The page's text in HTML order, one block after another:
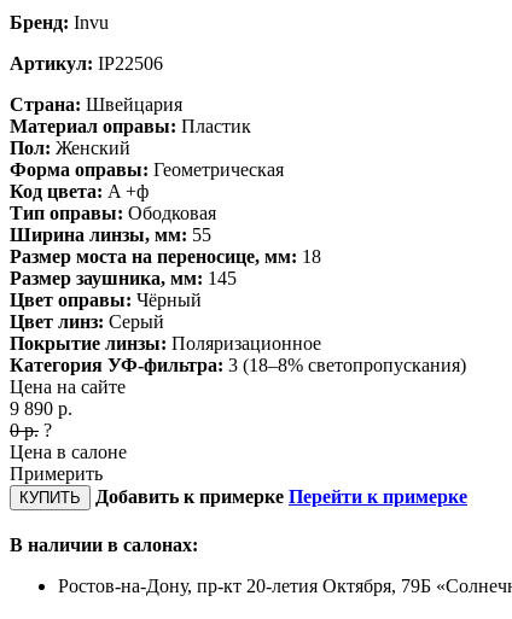
Бренд: Invu
Артикул: IP22506
Страна: Швейцария
Материал оправы: Пластик
Пол: Женский
Форма оправы: Геометрическая
Код цвета: A +ф
Тип оправы: Ободковая
Ширина линзы, мм: 55
Размер моста на переносице, мм: 18
Размер заушника, мм: 145
Цвет оправы: Чёрный
Цвет линз: Серый
Покрытие линзы: Поляризационное
Категория УФ-фильтра: 3 (18–8% светопропускания)
Цена на сайте
9 890 р.
0р. ?
Цена в салоне
Примерить
КУПИТЬ Добавить к примерке Перейти к примерке
В наличии в салонах:
Ростов-на-Дону, пр-кт 20-летия Октября, 79Б